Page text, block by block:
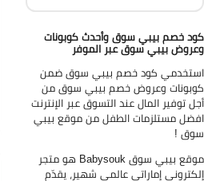
خصم بيبي سوق وأحدث كوبونات
بيبي سوق عبر الموفر
كود خصم بيبي سوق ضمن
وعروض خصم بيبي سوق من
توفير المال عند التسوق عبر الإنترنت
مستلزمات الطفل من موقع بيبي
!
موقع بيبي سوق Babysouk هو متجر
إماراتي عالمي شهير، يقدّم